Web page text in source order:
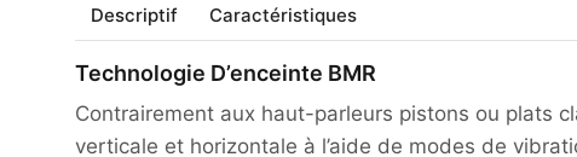
Descriptif Caractéristiques
Technologie D’enceinte BMR
Contrairement aux haut-parleurs pistons ou plats
verticale et horizontale à l’aide de modes de